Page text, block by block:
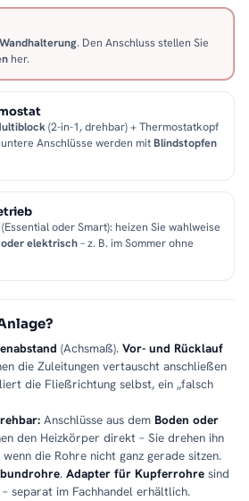
Wandhalterung. Den Anschluss stellen Sie
her.
(2-in-1, drehbar) + Thermostatkopf
Anschlüsse werden mitBlindstopfen
(Essential oder Smart): heizen Sie wahlweise
elektrisch– z. B. im Sommer ohne
(Achsmaß). Vor- und Rücklauf
die Zuleitungen vertauscht anschließen
die Fließrichtung selbst, ein „falsch
Anschlüsse aus dem Boden oder
den Heizkörper direkt – Sie drehen ihn
die Rohre nicht ganz gerade sitzen.
. Adapter für Kupferrohre sind
separat im Fachhandel erhältlich.